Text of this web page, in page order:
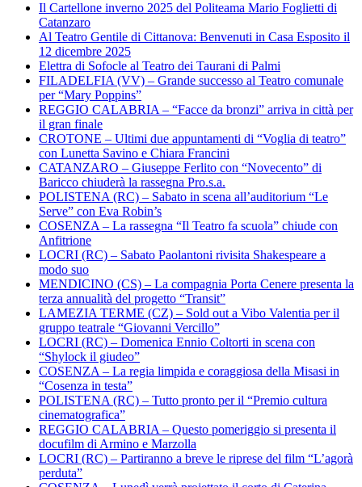
Il Cartellone inverno 2025 del Politeama Mario Foglietti di
Catanzaro
Al Teatro Gentile di Cittanova: Benvenuti in Casa Esposito il
12 dicembre 2025
Elettra di Sofocle al Teatro dei Taurani di Palmi
FILADELFIA (VV) – Grande successo al Teatro comunale
per “Mary Poppins”
REGGIO CALABRIA – “Facce da bronzi” arriva in città per
il gran finale
CROTONE – Ultimi due appuntamenti di “Voglia di teatro”
con Lunetta Savino e Chiara Francini
CATANZARO – Giuseppe Ferlito con “Novecento” di
Baricco chiuderà la rassegna Pro.s.a.
POLISTENA (RC) – Sabato in scena all’auditorium “Le
Serve” con Eva Robin’s
COSENZA – La rassegna “Il Teatro fa scuola” chiude con
Anfitrione
LOCRI (RC) – Sabato Paolantoni rivisita Shakespeare a
modo suo
MENDICINO (CS) – La compagnia Porta Cenere presenta la
terza annualità del progetto “Transit”
LAMEZIA TERME (CZ) – Sold out a Vibo Valentia per il
gruppo teatrale “Giovanni Vercillo”
LOCRI (RC) – Domenica Ennio Coltorti in scena con
“Shylock il giudeo”
COSENZA – La regia limpida e coraggiosa della Misasi in
“Cosenza in testa”
POLISTENA (RC) – Tutto pronto per il “Premio cultura
cinematografica”
REGGIO CALABRIA – Questo pomeriggio si presenta il
docufilm di Armino e Marzolla
LOCRI (RC) – Partiranno a breve le riprese del film “L’agorà
perduta”